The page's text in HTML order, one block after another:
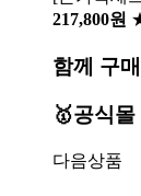
217,800원
함께 구
🥇공식
다음상품